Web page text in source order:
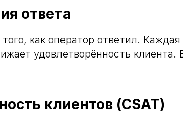
ответа
как оператор ответил.
удовлетворённость
клиентов (CSAT)